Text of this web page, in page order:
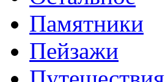
Памятники
Пейзажи